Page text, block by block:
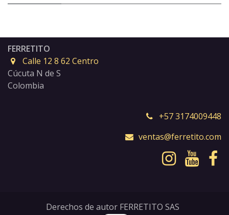
FERRETITO
Calle 12 8 62 Centro
Cúcuta N de S
Colombia
+57 3174009448
ventas@ferretito.com
Derechos de autor FERRETITO SAS